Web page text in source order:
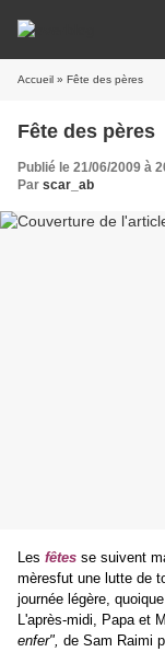
Accueil » Fête des pères
Fête des pères
Publié le 21/06/2009 à
Par scar_ab
Les fêtes se suivent
mèresfut une lutte de
journée légère,
L'après-midi, Papa et
enfer", de Sam Raimi